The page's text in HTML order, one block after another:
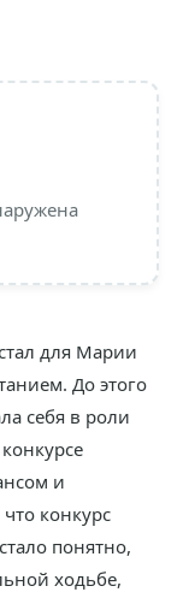
для Марии
До этого
себя в роли
и
конкурс
понятно,
ходьбе,